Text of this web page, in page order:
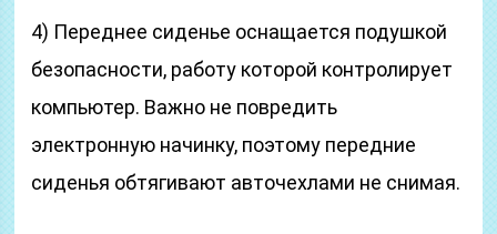
4) Переднее сиденье оснащается подушкой
безопасности, работу которой контролирует
компьютер. Важно не повредить
электронную начинку, поэтому передние
сиденья обтягивают авточехлами не снимая.